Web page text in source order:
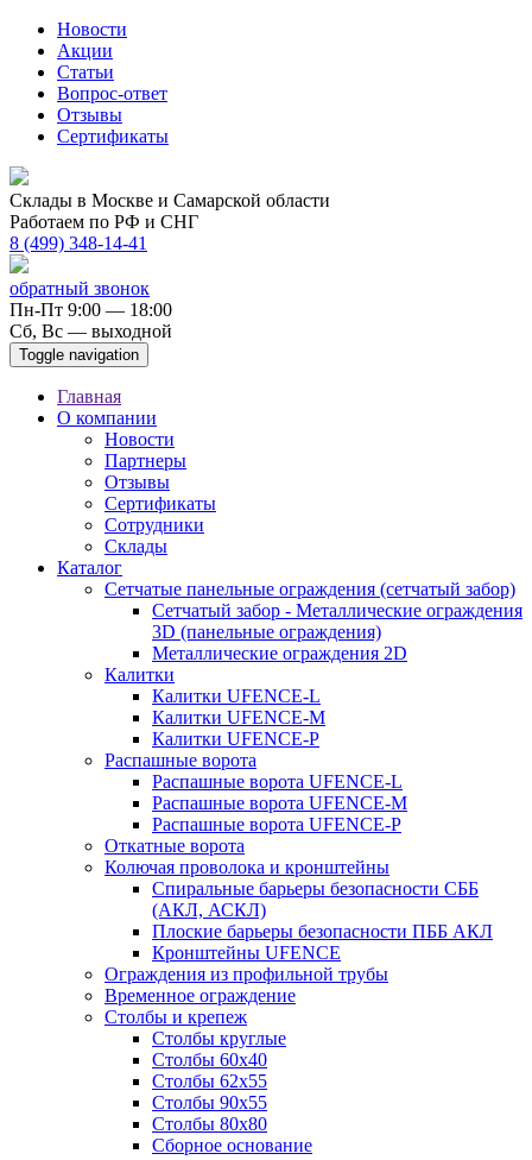
Новости
Акции
Статьи
Вопрос-ответ
Отзывы
Сертификаты
Склады в Москве и Самарской области
Работаем по РФ и СНГ
8 (499) 348-14-41
обратный звонок
Пн-Пт 9:00 — 18:00
Сб, Вс — выходной
Toggle navigation
Главная
О компании
Новости
Партнеры
Отзывы
Сертификаты
Сотрудники
Склады
Каталог
Сетчатые панельные ограждения (сетчатый забор)
Сетчатый забор - Металлические ограждения
3D (панельные ограждения)
Металлические ограждения 2D
Калитки
Калитки UFENCE-L
Калитки UFENCE-M
Калитки UFENCE-P
Распашные ворота
Распашные ворота UFENCE-L
Распашные ворота UFENCE-M
Распашные ворота UFENCE-P
Откатные ворота
Колючая проволока и кронштейны
Спиральные барьеры безопасности СББ
(АКЛ, АСКЛ)
Плоские барьеры безопасности ПББ АКЛ
Кронштейны UFENCE
Ограждения из профильной трубы
Временное ограждение
Столбы и крепеж
Столбы круглые
Столбы 60х40
Столбы 62х55
Столбы 90х55
Столбы 80х80
Сборное основание